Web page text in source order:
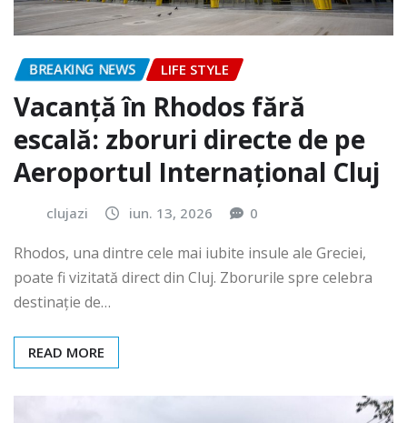
BREAKING NEWS LIFE STYLE
Vacanță în Rhodos fără
escală: zboruri directe de pe
Aeroportul Internațional Cluj
clujazi iun. 13, 2026 0
Rhodos, una dintre cele mai iubite insule ale Greciei,
poate fi vizitată direct din Cluj. Zborurile spre celebra
destinație de…
READ MORE